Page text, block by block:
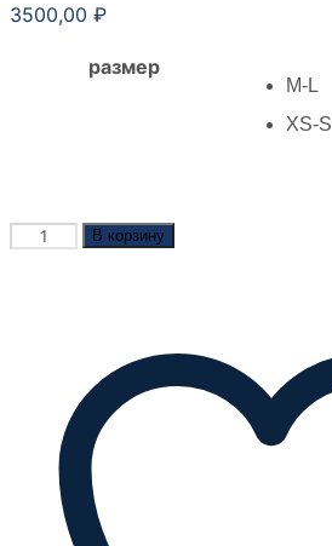
3500,00 ₽
размер
M-L
XS-S
Количество
товара
В корзину